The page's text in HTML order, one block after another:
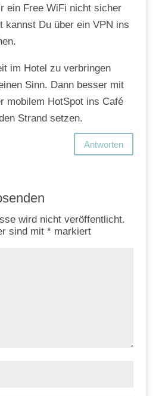
ein Free WiFi nicht sicher
kannst Du über ein VPN ins
im Hotel zu verbringen
Sinn. Dann besser mit
mobilem HotSpot ins Café
Strand setzen.
Antworten
wird nicht veröffentlicht.
sind mit *markiert